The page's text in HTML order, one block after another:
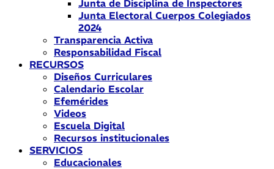
Junta de Disciplina de Inspectores
Junta Electoral Cuerpos Colegiados
2024
Transparencia Activa
Responsabilidad Fiscal
RECURSOS
Diseños Curriculares
Calendario Escolar
Efemérides
Videos
Escuela Digital
Recursos institucionales
SERVICIOS
Educacionales